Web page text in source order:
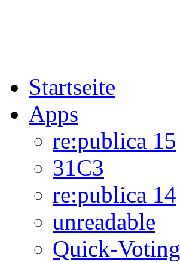
Startseite
Apps
re:publica 15
31C3
re:publica 14
unreadable
Quick-Voting